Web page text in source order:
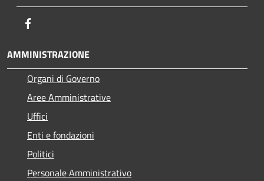
AMMINISTRAZIONE
Organi di Governo
Aree Amministrative
Uffici
Enti e fondazioni
Politici
Personale Amministrativo